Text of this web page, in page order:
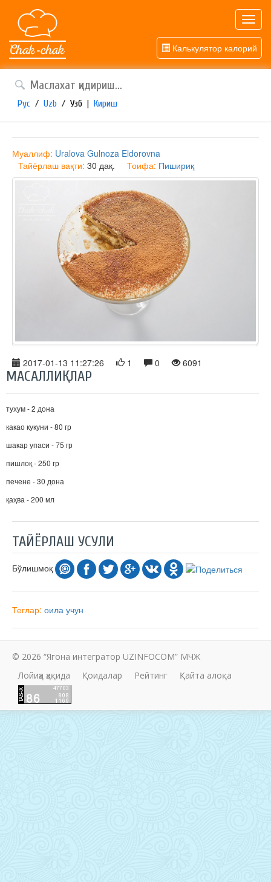
Калькулятор калорий
Рус / Uzb / Узб | Кириш
Муаллиф: Uralova Gulnoza Eldorovna
Тайёрлаш вақти: 30 дақ. Тоифа: Пишириқ
2017-01-13 11:27:26 1 0 6091
МАСАЛЛИҚЛАР
тухум - 2 дона
какао кукуни - 80 гр
шакар упаси - 75 гр
пишлоқ - 250 гр
печене - 30 дона
қаҳва - 200 мл
ТАЙЁРЛАШ УСУЛИ
Бўлишмоқ
Теглар: оила учун
© 2026 “Ягона интегратор UZINFOCOM” МЧЖ
Лойиҳа ҳақида
Қоидалар Рейтинг Қайта алоқа